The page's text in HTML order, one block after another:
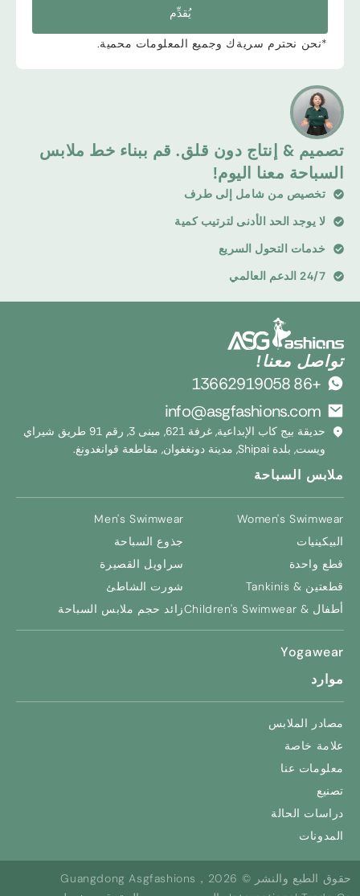
تصميم & إنتاج دون قلق. قم ببناء خط ملابس
السباحة معنا اليوم!
تخصيص من شامل إلى طرف
لا يوجد الحد الأدنى لترتيب كمية
خدمات التحول السريع
24/7 الدعم العالمي
يُقدِّم
*نحن نحترم سريةك وجميع المعلومات محمية.
تواصل معنا!
+86 13662919058
info@asgfashions.com
حديقة بيج كاب الإبداعية, غرفة 621, مبنى 3, رقم 91 طريق شيراي
ويست, بلدة Shipai, مدينة دونغغوان, مقاطعة قوانغدونغ.
ملابس السباحة
Women's Swimwear
البيكينيات
قطع واحدة
قطعتين & Tankinis
أطفال & Children's Swimwear
Men's Swimwear
جذوع السباحة
سراويل القصيرة
شورت الشاطئ
زائد حجم ملابس السباحة
Yogawear
موارد
مصادر الملابس
علامة خاصة
معلومات عنا
تصنيع
دراسات الحالة
المدونات
حقوق الطبع والنشر © 2026，Guangdong Asgfashions